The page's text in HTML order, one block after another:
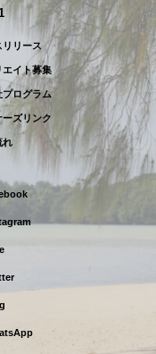
リリース
エイト募集
プログラム
ーズリンク
れ